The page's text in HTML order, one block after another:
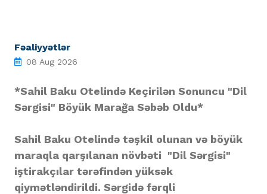
Fəaliyyətlər
08 Aug 2026
*Sahil Baku Otelində Keçirilən Sonuncu "Dil
Sərgisi" Böyük Marağa Səbəb Oldu*
Sahil Baku Otelində təşkil olunan və böyük
maraqla qarşılanan növbəti "Dil Sərgisi"
iştirakçılar tərəfindən yüksək
qiymətləndirildi. Sərgidə fərqli